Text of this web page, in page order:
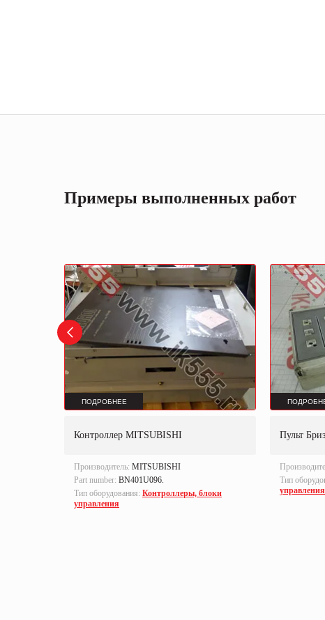
Примеры выполненных работ
ПОДРОБНЕЕ
Контроллер MITSUBISHI
Производитель: MITSUBISHI
Part number: BN401U096.
Тип оборудования: Контроллеры, блоки
управления
Пульт
Тип
управления